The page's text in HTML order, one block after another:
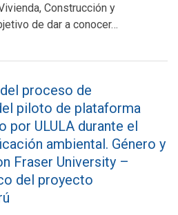
Construcción y
de dar a conocer…
proceso de
piloto de plataforma
por ULULA durante el
ambiental. Género y
Fraser University –
del proyecto